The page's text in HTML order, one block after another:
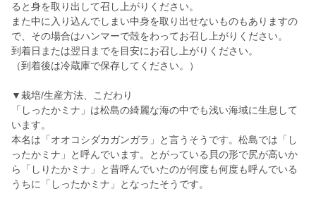
ると身を取り出して召し上がりください。
また中に入り込んでしまい中身を取り出せないものもありますの
で、その場合はハンマーで殻をわってお召し上がりください。
到着日または翌日までを目安にお召し上がりください。
（到着後は冷蔵庫で保存してください。）
▼栽培/生産方法、こだわり
「しったかミナ」は松島の綺麗な海の中でも浅い海域に生息して
います。
本名は「オオコシダカガンガラ」と言うそうです。松島では「し
ったかミナ」と呼んでいます。とがっている貝の形で尻が高いか
ら「しりたかミナ」と昔呼んでいたのが何度も何度も呼んでいる
うちに「しったかミナ」となったそうです。